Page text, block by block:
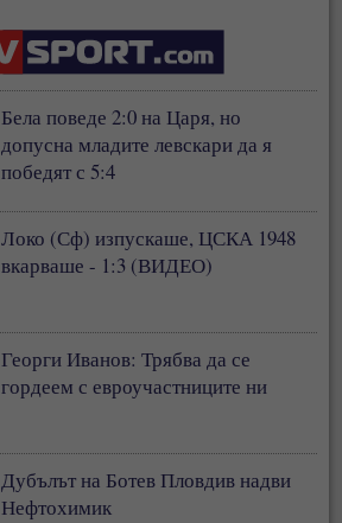
Бела поведе 2:0 на Царя, но
допусна младите левскари да я
победят с 5:4
Локо (Сф) изпускаше, ЦСКА 1948
вкарваше - 1:3 (ВИДЕО)
Георги Иванов: Трябва да се
гордеем с евроучастниците ни
Дубълът на Ботев Пловдив надви
Нефтохимик